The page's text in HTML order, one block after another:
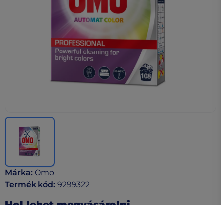
Márka: Omo
Termék kód: 9299322